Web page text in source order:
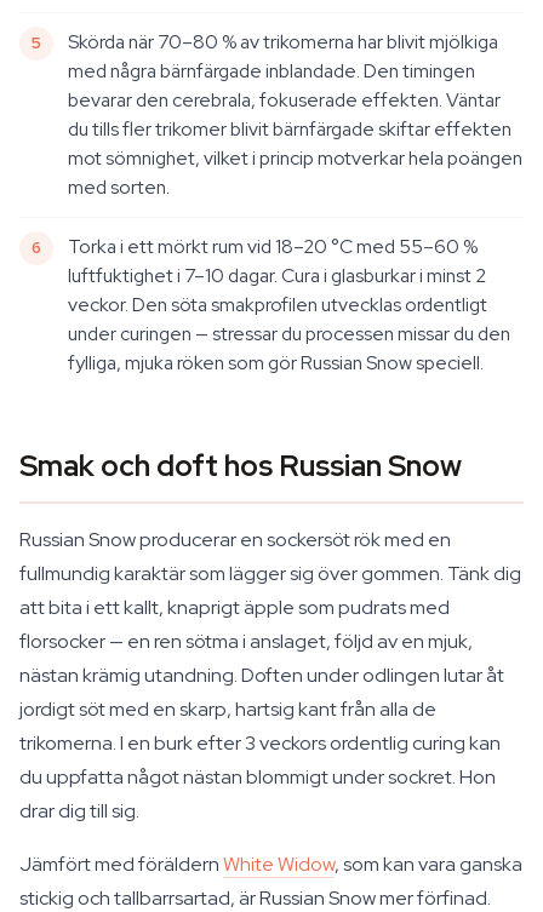
Skörda när 70–80 % av trikomerna har blivit mjölkiga
med några bärnfärgade inblandade. Den timingen
bevarar den cerebrala, fokuserade effekten. Väntar
du tills fler trikomer blivit bärnfärgade skiftar effekten
mot sömnighet, vilket i princip motverkar hela poängen
med sorten.
Torka i ett mörkt rum vid 18–20 °C med 55–60 %
luftfuktighet i 7–10 dagar. Cura i glasburkar i minst 2
veckor. Den söta smakprofilen utvecklas ordentligt
under curingen — stressar du processen missar du den
fylliga, mjuka röken som gör Russian Snow speciell.
Smak och doft hos Russian Snow
Russian Snow producerar en sockersöt rök med en
fullmundig karaktär som lägger sig över gommen. Tänk dig
att bita i ett kallt, knaprigt äpple som pudrats med
florsocker — en ren sötma i anslaget, följd av en mjuk,
nästan krämig utandning. Doften under odlingen lutar åt
jordigt söt med en skarp, hartsig kant från alla de
trikomerna. I en burk efter 3 veckors ordentlig curing kan
du uppfatta något nästan blommigt under sockret. Hon
drar dig till sig.
Jämfört med föräldernWhite Widow, som kan vara ganska
stickig och tallbarrsartad, är Russian Snow mer förfinad.